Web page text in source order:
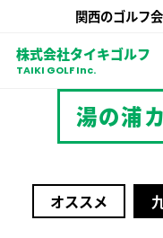
関西のゴルフ
株式会社タイキゴルフ
TAIKI GOLF Inc.
湯の浦
オススメ